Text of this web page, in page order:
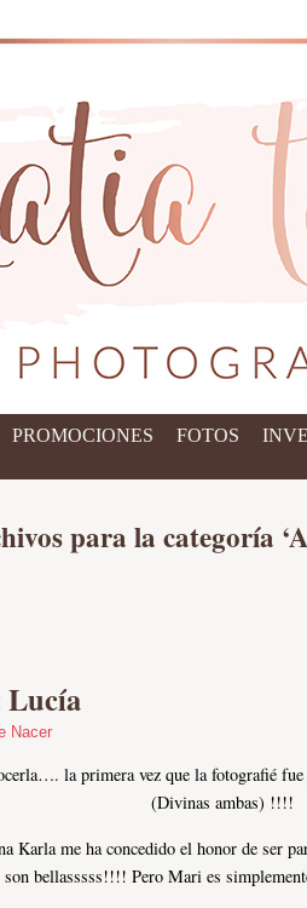
PROMOCIONES FOTOS
para la categoría
Lucía
Nacer
la primera vez que la fotografié fue
(Divinas ambas) !!!!
Karla me ha concedido el honor de ser
bellasssss!!!! Pero Mari es